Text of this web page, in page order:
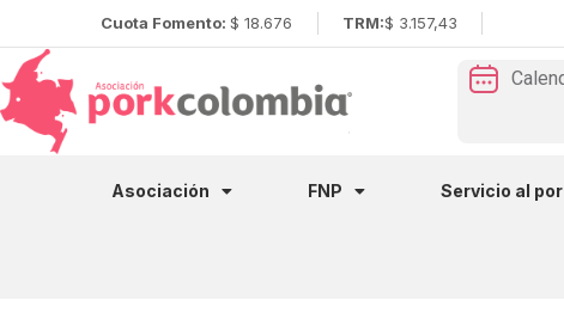
Cuota Fomento: $ 18.676 TRM:$ 3.157,43
Asociación FNP Servicio al